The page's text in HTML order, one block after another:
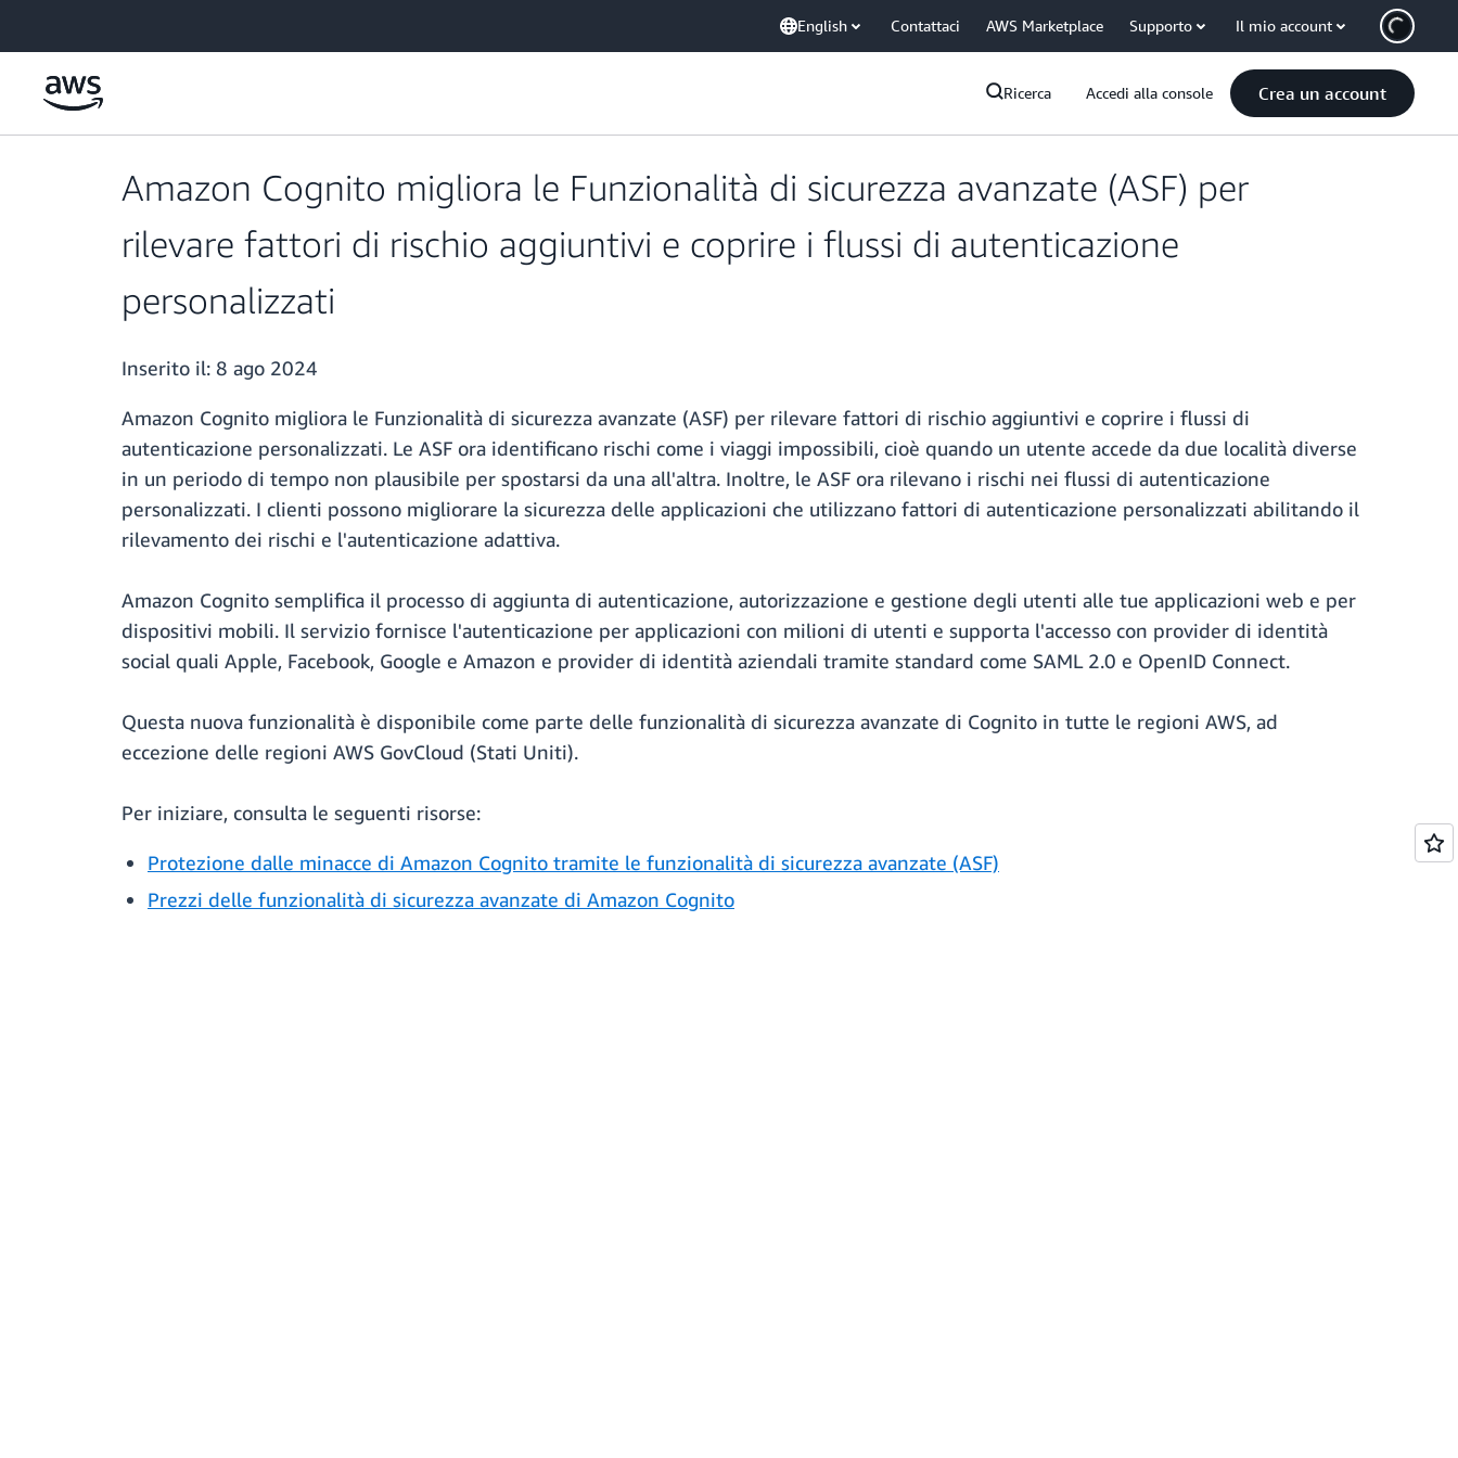
English Contattaci AWS Marketplace Supporto Il mio account
Ricerca Accedi alla console Crea un account
Amazon Cognito migliora le Funzionalità di sicurezza avanzate (ASF) per
rilevare fattori di rischio aggiuntivi e coprire i flussi di autenticazione
personalizzati
Inserito il: 8 ago 2024
Amazon Cognito migliora le Funzionalità di sicurezza avanzate (ASF) per rilevare fattori di rischio aggiuntivi e coprire i flussi di
autenticazione personalizzati. Le ASF ora identificano rischi come i viaggi impossibili, cioè quando un utente accede da due località diverse
in un periodo di tempo non plausibile per spostarsi da una all'altra. Inoltre, le ASF ora rilevano i rischi nei flussi di autenticazione
personalizzati. I clienti possono migliorare la sicurezza delle applicazioni che utilizzano fattori di autenticazione personalizzati abilitando il
rilevamento dei rischi e l'autenticazione adattiva.
Amazon Cognito semplifica il processo di aggiunta di autenticazione, autorizzazione e gestione degli utenti alle tue applicazioni web e per
dispositivi mobili. Il servizio fornisce l'autenticazione per applicazioni con milioni di utenti e supporta l'accesso con provider di identità
social quali Apple, Facebook, Google e Amazon e provider di identità aziendali tramite standard come SAML 2.0 e OpenID Connect.
Questa nuova funzionalità è disponibile come parte delle funzionalità di sicurezza avanzate di Cognito in tutte le regioni AWS, ad
eccezione delle regioni AWS GovCloud (Stati Uniti).
Per iniziare, consulta le seguenti risorse:
Protezione dalle minacce di Amazon Cognito tramite le funzionalità di sicurezza avanzate (ASF)
Prezzi delle funzionalità di sicurezza avanzate di Amazon Cognito